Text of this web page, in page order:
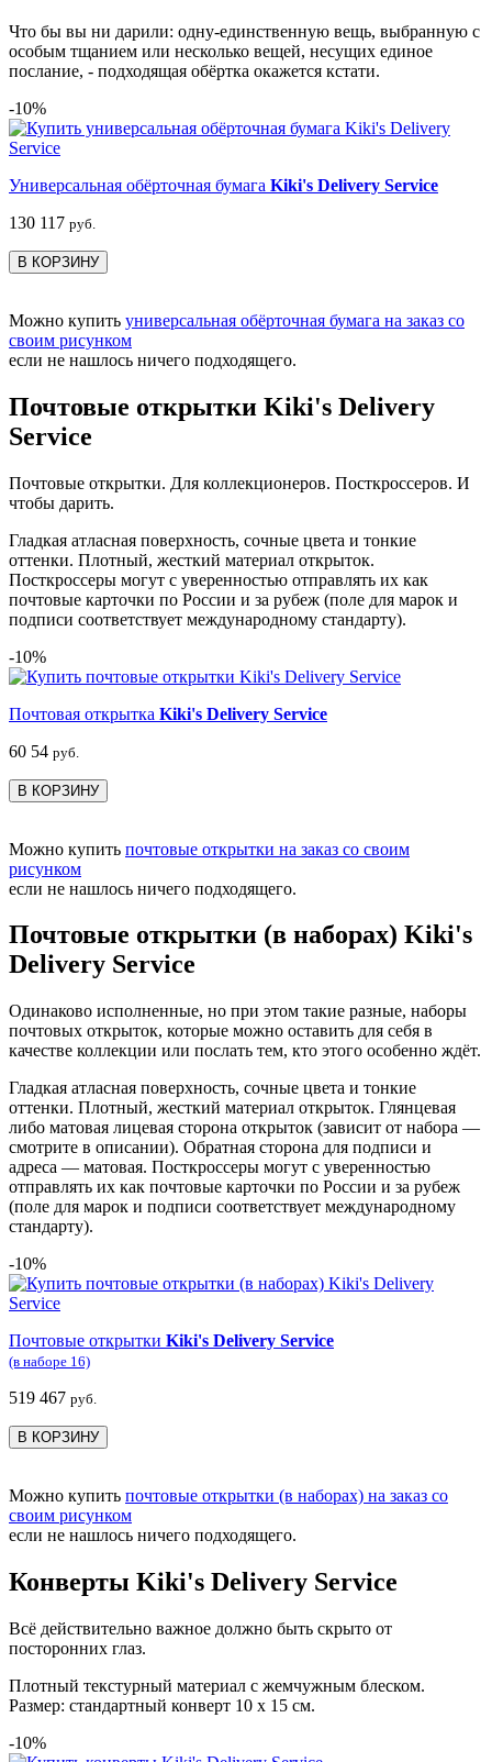
Что бы вы ни дарили: одну-единственную вещь, выбранную с
особым тщанием или несколько вещей, несущих единое
послание, - подходящая обёртка окажется кстати.
-10%
Универсальная обёрточная бумага Kiki's Delivery Service
130 117 руб.
В КОРЗИНУ
Можно купить универсальная обёрточная бумага на заказ со
своим рисунком
если не нашлось ничего подходящего.
Почтовые открытки Kiki's Delivery
Service
Почтовые открытки. Для коллекционеров. Посткроссеров. И
чтобы дарить.
Гладкая атласная поверхность, сочные цвета и тонкие
оттенки. Плотный, жесткий материал открыток.
Посткроссеры могут с уверенностью отправлять их как
почтовые карточки по России и за рубеж (поле для марок и
подписи соответствует международному стандарту).
-10%
Почтовая открытка Kiki's Delivery Service
60 54 руб.
В КОРЗИНУ
Можно купить почтовые открытки на заказ со своим
рисунком
если не нашлось ничего подходящего.
Почтовые открытки (в наборах) Kiki's
Delivery Service
Одинаково исполненные, но при этом такие разные, наборы
почтовых открыток, которые можно оставить для себя в
качестве коллекции или послать тем, кто этого особенно ждёт.
Гладкая атласная поверхность, сочные цвета и тонкие
оттенки. Плотный, жесткий материал открыток. Глянцевая
либо матовая лицевая сторона открыток (зависит от набора —
смотрите в описании). Обратная сторона для подписи и
адреса — матовая. Посткроссеры могут с уверенностью
отправлять их как почтовые карточки по России и за рубеж
(поле для марок и подписи соответствует международному
стандарту).
-10%
Почтовые открытки Kiki's Delivery Service
(в наборе 16)
519 467 руб.
В КОРЗИНУ
Можно купить почтовые открытки (в наборах) на заказ со
своим рисунком
если не нашлось ничего подходящего.
Конверты Kiki's Delivery Service
Всё действительно важное должно быть скрыто от
посторонних глаз.
Плотный текстурный материал с жемчужным блеском.
Размер: стандартный конверт 10 х 15 см.
-10%